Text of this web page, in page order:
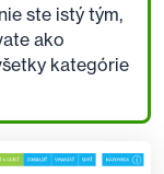
ste istý tým,
ako
kategórie